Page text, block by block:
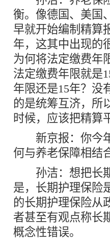
衡。像德国、美国
早就开始编制精算
年，这其中出现的
为何将法定缴费年
法定缴费年限就是
年限还是15年？没
的是统筹互济，所
时候，应该把精算
新京报：你今年
何与养老保障相结
孙洁：想把长期
是，长期护理保险
的长期护理保险从
者甚至有观点称长
概念性错误。